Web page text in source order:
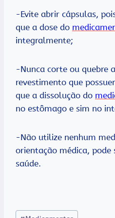
-Evite abrir cápsulas,
que a dose do
integralmente;
-Nunca corte ou quebre
revestimento que
que a dissolução do
no estômago e sim no
-Não utilize nenhum
orientação médica, pode
saúde.
Tags